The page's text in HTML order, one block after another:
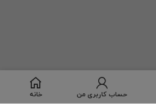
حساب کاربری من خانه